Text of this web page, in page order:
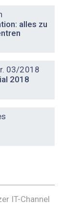
alles zu
03/2018
2018
IT-Channel